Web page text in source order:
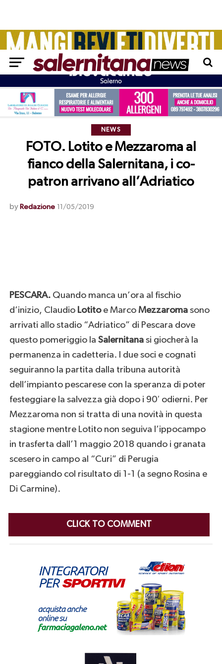
NEWS
FOTO. Lotito e Mezzaroma al
fianco della Salernitana, i co-
patron arrivano all’Adriatico
by Redazione 11/05/2019
PESCARA. Quando manca un’ora al fischio
d’inizio, Claudio Lotito e Marco Mezzaroma sono
arrivati allo stadio “Adriatico” di Pescara dove
questo pomeriggio la Salernitana si giocherà la
permanenza in cadetteria. I due soci e cognati
seguiranno la partita dalla tribuna autorità
dell’impianto pescarese con la speranza di poter
festeggiare la salvezza già dopo i 90′ odierni. Per
Mezzaroma non si tratta di una novità in questa
stagione mentre Lotito non seguiva l’ippocampo
in trasferta dall’1 maggio 2018 quando i granata
scesero in campo al “Curi” di Perugia
pareggiando col risultato di 1-1 (a segno Rosina e
Di Carmine).
CLICK TO COMMENT